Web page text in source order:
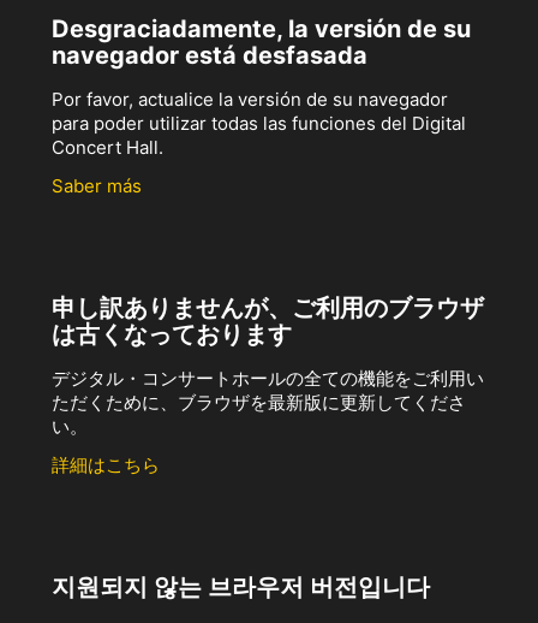
Desgraciadamente, la versión de su
navegador está desfasada
Por favor, actualice la versión de su navegador
para poder utilizar todas las funciones del Digital
Concert Hall.
Saber más
申し訳ありませんが、ご利用のブラウザ
は古くなっております
デジタル・コンサートホールの全ての機能をご利用い
ただくために、ブラウザを最新版に更新してくださ
い。
詳細はこちら
지원되지 않는 브라우저 버전입니다